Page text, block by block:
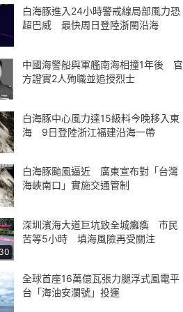
白海豚進入24小時警戒線局部風力恐
超巴威 最快周日登陸浙閩沿海
中國海警船與軍艦南海相撞1年後 官
方證實2人殉職並追授烈士
白海豚中心風力達15級料今晚移入東
海 9日登陸浙江福建沿海一帶
白海豚颱風逼近 廣東宣布對「台灣
海峽南口」實施交通管制
深圳濱海大道巨坑致全城癱瘓 市民
苦等5小時 填海風險再受關注
全球首座16萬億瓦張力腿浮式風電平
台「海油安瀾號」投運